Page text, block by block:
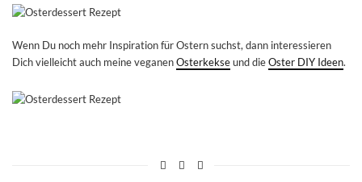
Wenn Du noch mehr Inspiration für Ostern suchst, dann interessieren
Dich vielleicht auch meine veganenOsterkekseund dieOster DIY Ideen.